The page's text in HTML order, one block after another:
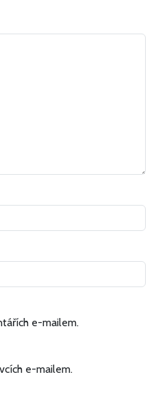
e-mailem.
e-mailem.